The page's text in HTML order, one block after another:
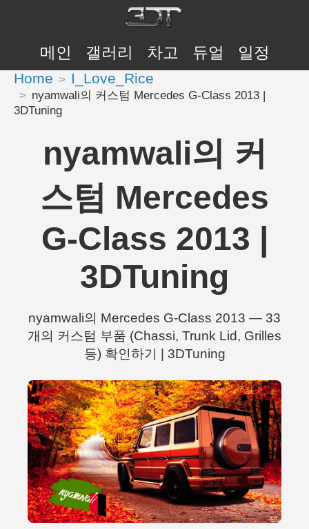
메인 갤러리 차고 듀얼 일정
Home I_Love_Rice
nyamwali의 커스텀 Mercedes G-Class 2013 |
3DTuning
nyamwali의 커
스텀 Mercedes
G-Class 2013 |
3DTuning
nyamwali의 Mercedes G-Class 2013 — 33
개의 커스텀 부품 (Chassi, Trunk Lid, Grilles
등) 확인하기 | 3DTuning